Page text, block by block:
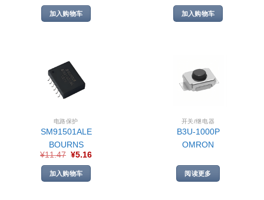
加入购物车 加入购物车
电路保护
SM91501ALE
BOURNS
¥11.47 ¥5.16
加入购物车
开关/继电器
B3U-1000P
OMRON
阅读更多